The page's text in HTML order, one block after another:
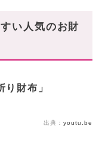
い人気のお財
財布」
出典： youtu.be